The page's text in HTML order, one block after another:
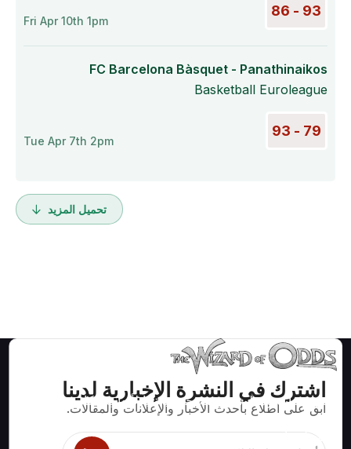
93 - 86
Fri Apr 10th 1pm
FC Barcelona Bàsquet - Panathinaikos
Basketball Euroleague
79 - 93
Tue Apr 7th 2pm
تحميل المزيد
اشترك في النشرة الإخبارية لدينا
ابق على اطلاع بأحدث الأخبار والإعلانات والمقالات.
استراتيجيات ومعلومات صحيحة رياضيا لألعاب الكازينو مثل
البلاك جاك وكرابس والروليت ومئات الألعاب الأخرى التي
يمكن لعبها.